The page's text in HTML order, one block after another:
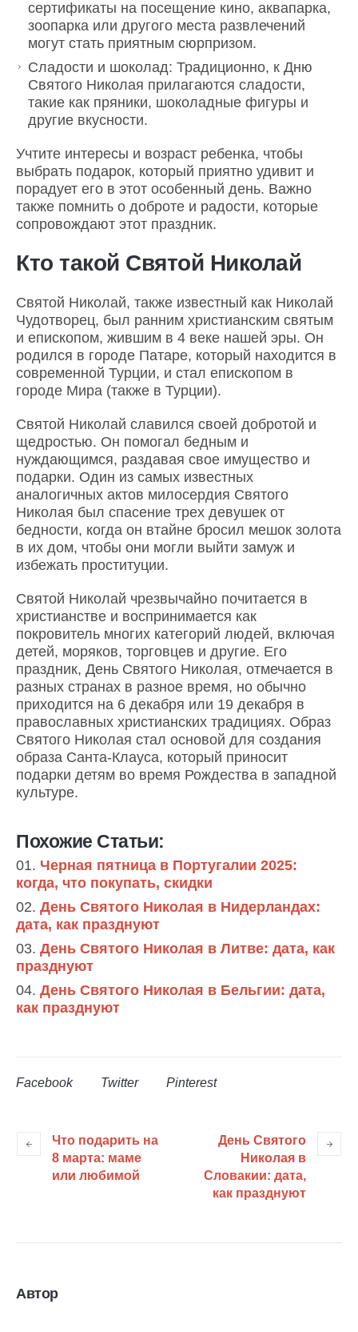
сертификаты на посещение кино, аквапарка,
зоопарка или другого места развлечений
могут стать приятным сюрпризом.
Сладости и шоколад: Традиционно, к Дню
Святого Николая прилагаются сладости,
такие как пряники, шоколадные фигуры и
другие вкусности.
Учтите интересы и возраст ребенка, чтобы
выбрать подарок, который приятно удивит и
порадует его в этот особенный день. Важно
также помнить о доброте и радости, которые
сопровождают этот праздник.
Кто такой Святой Николай
Святой Николай, также известный как Николай
Чудотворец, был ранним христианским святым
и епископом, жившим в 4 веке нашей эры. Он
родился в городе Патаре, который находится в
современной Турции, и стал епископом в
городе Мира (также в Турции).
Святой Николай славился своей добротой и
щедростью. Он помогал бедным и
нуждающимся, раздавая свое имущество и
подарки. Один из самых известных
аналогичных актов милосердия Святого
Николая был спасение трех девушек от
бедности, когда он втайне бросил мешок золота
в их дом, чтобы они могли выйти замуж и
избежать проституции.
Святой Николай чрезвычайно почитается в
христианстве и воспринимается как
покровитель многих категорий людей, включая
детей, моряков, торговцев и другие. Его
праздник, День Святого Николая, отмечается в
разных странах в разное время, но обычно
приходится на 6 декабря или 19 декабря в
православных христианских традициях. Образ
Святого Николая стал основой для создания
образа Санта-Клауса, который приносит
подарки детям во время Рождества в западной
культуре.
Похожие Статьи:
Черная пятница в Португалии 2025:
когда, что покупать, скидки
День Святого Николая в Нидерландах:
дата, как празднуют
День Святого Николая в Литве: дата, как
празднуют
День Святого Николая в Бельгии: дата,
как празднуют
Facebook Twitter Pinterest
Что подарить на
8 марта: маме
или любимой
День Святого
Николая в
Словакии: дата,
как празднуют
Автор